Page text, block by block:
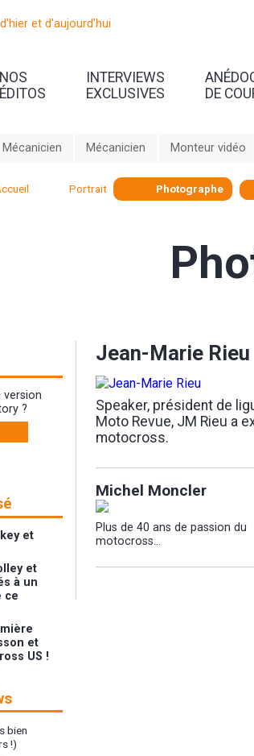
et d'aujourd'hui
NOS
ÉDITOS
INTERVIEWS
EXCLUSIVES
DE
Mécanicien Mécanicien Monteur vidéo
Portrait Photographe
version
?
et
et
à un
ce
et
US !
bien
!)
Jean-Marie Rieu
Speaker, président de
Moto Revue, JM Rieu a
motocross.
Michel Moncler
Plus de 40 ans de passion du
motocross...